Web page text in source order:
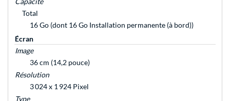
Total
16 Go (dont 16 Go Installation permanente (à bord))
Écran
Image
36 cm (14,2 pouce)
Résolution
3 024 x 1 924 Pixel
Type